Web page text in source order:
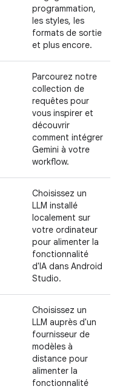
programmation,
les styles, les
formats de sortie
et plus encore.
Parcourez notre
collection de
requêtes pour
vous inspirer et
découvrir
comment intégrer
Gemini à votre
workflow.
Choisissez un
LLM installé
localement sur
votre ordinateur
pour alimenter la
fonctionnalité
d'IA dans Android
Studio.
Choisissez un
LLM auprès d'un
fournisseur de
modèles à
distance pour
alimenter la
fonctionnalité